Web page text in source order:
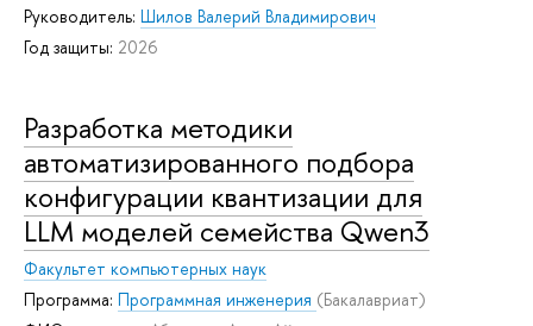
Руководитель: Шилов Валерий Владимирович
Год защиты: 2026
Разработка методики
автоматизированного подбора
конфигурации квантизации для
LLM моделей семейства Qwen3
Факультет компьютерных наук
Программа: Программная инженерия (Бакалавриат)